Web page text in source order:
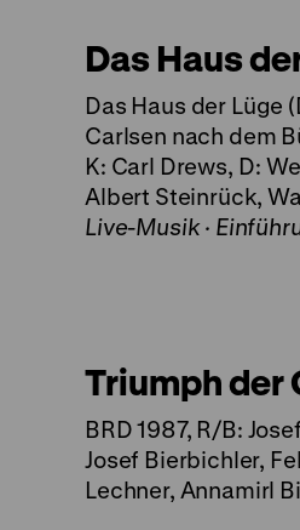
Das Haus
Das Haus der Lüge
Carlsen nach dem
K: Carl Drews, D:
Albert Steinrück,
Live-Musik ·
Triumph der
BRD 1987, R/B:
Josef Bierbichler,
Lechner, Annamirl